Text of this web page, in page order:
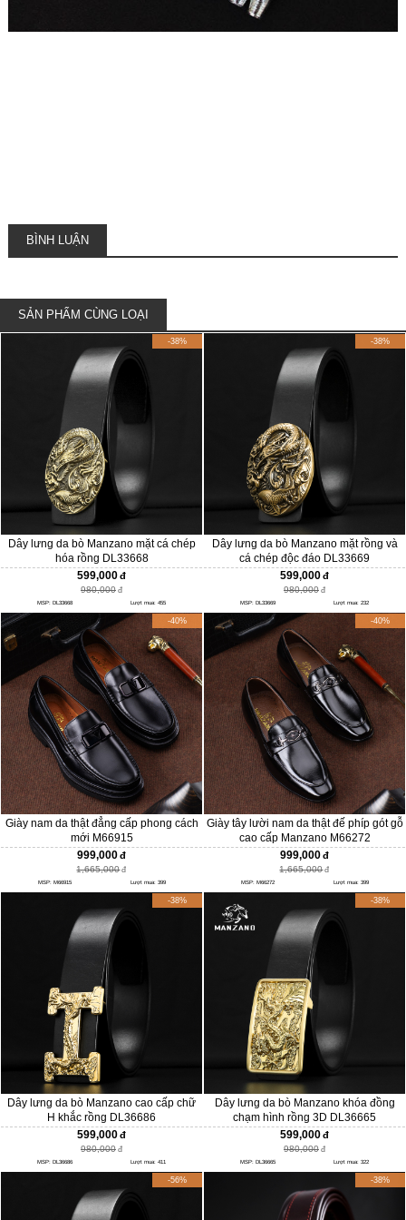
BÌNH LUẬN
SẢN PHẨM CÙNG LOẠI
-38%
Dây lưng da bò Manzano mặt cá chép
hóa rồng DL33668
599,000
980,000
MSP: DL33668 Lượt mua: 455
-38%
Dây lưng da bò Manzano mặt rồng và
cá chép độc đáo DL33669
599,000
980,000
MSP: DL33669 Lượt mua: 232
-40%
Giày nam da thật đẳng cấp phong cách
mới M66915
999,000
1,665,000
MSP: M66915 Lượt mua: 399
-40%
Giày tây lười nam da thật đế phíp gót gỗ
cao cấp Manzano M66272
999,000
1,665,000
MSP: M66272 Lượt mua: 399
-38%
Dây lưng da bò Manzano cao cấp chữ
H khắc rồng DL36686
599,000
980,000
MSP: DL36686 Lượt mua: 411
-38%
Dây lưng da bò Manzano khóa đồng
chạm hình rồng 3D DL36665
599,000
980,000
MSP: DL36665 Lượt mua: 322
-56% -38%